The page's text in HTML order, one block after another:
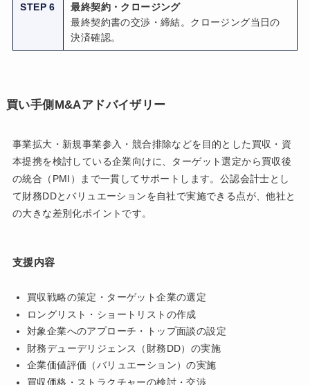
STEP 6
最終契約・クロージング
最終契約書の交渉・締結。クロージング当日の
決済確認。
買い手側M&Aアドバイザリー
事業拡大・新規事業参入・競合排除などを目的とした買収・資
本提携を検討している企業向けに、ターゲット選定から買収後
の統合（PMI）まで一貫してサポートします。公認会計士とし
て財務DDとバリュエーションを自社で実施できる点が、他社と
の大きな差別化ポイントです。
支援内容
買収戦略の策定・ターゲット企業の選定
ロングリスト・ショートリストの作成
対象企業へのアプローチ・トップ面談の設定
財務デューデリジェンス（財務DD）の実施
企業価値評価（バリュエーション）の実施
買収価格・ストラクチャーの検討・交渉